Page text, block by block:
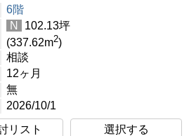
6階
N 102.13坪
(337.62m2)
相談
12ヶ月
無
2026/10/1
リスト
選択する